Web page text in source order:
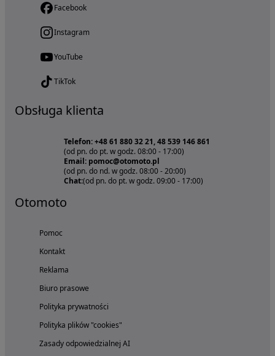
Facebook
Instagram
YouTube
TikTok
Obsługa klienta
Telefon: +48 61 880 32 21, 48 539 146 861
(od pn. do pt. w godz. 08:00 - 17:00)
Email: pomoc@otomoto.pl
(od pn. do nd. w godz. 08:00 - 20:00)
Chat:(od pn. do pt. w godz. 09:00 - 17:00)
Otomoto
Pomoc
Kontakt
Reklama
Biuro prasowe
Polityka prywatności
Polityka plików "cookies"
Zasady odpowiedzialnej AI